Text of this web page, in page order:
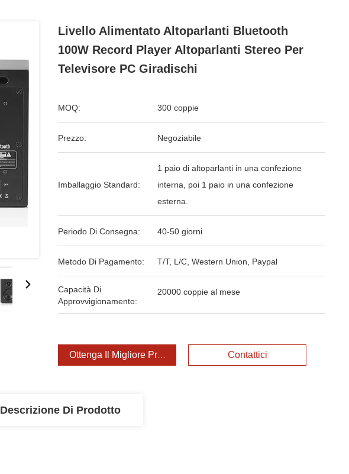
Livello Alimentato Altoparlanti Bluetooth
100W Record Player Altoparlanti Stereo Per
Televisore PC Giradischi
MOQ: 300 coppie
Prezzo: Negoziabile
Imballaggio Standard:
1 paio di altoparlanti in una confezione
interna, poi 1 paio in una confezione
esterna.
Periodo Di Consegna: 40-50 giorni
Metodo Di Pagamento: T/T, L/C, Western Union, Paypal
Capacità Di
Approvvigionamento:
20000 coppie al mese
Ottenga Il Migliore Prezzo Contattici
Descrizione Di Prodotto